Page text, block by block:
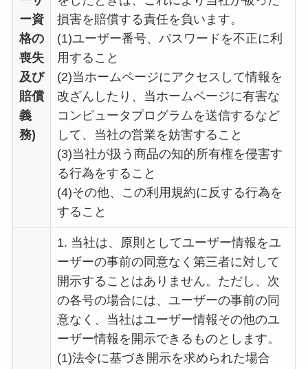
ー資
格の
喪失
及び
賠償
義
務)
損害を賠償する責任を負います。
(1)ユーザー番号、パスワードを不正に利
用すること
(2)当ホームページにアクセスして情報を
改ざんしたり、当ホームページに有害な
コンピュータプログラムを送信するなど
して、当社の営業を妨害すること
(3)当社が扱う商品の知的所有権を侵害す
る行為をすること
(4)その他、この利用規約に反する行為を
すること
1. 当社は、原則としてユーザー情報をユ
ーザーの事前の同意なく第三者に対して
開示することはありません。ただし、次
の各号の場合には、ユーザーの事前の同
意なく、当社はユーザー情報その他のユ
ーザー情報を開示できるものとします。
(1)法令に基づき開示を求められた場合